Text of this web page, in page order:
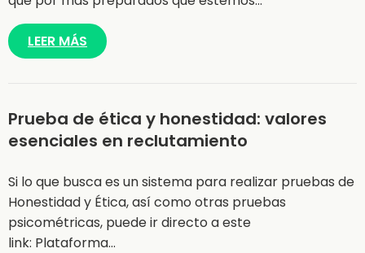
LEER MÁS
Prueba de ética y honestidad: valores
esenciales en reclutamiento
Si lo que busca es un sistema para realizar pruebas de
Honestidad y Ética, así como otras pruebas
psicométricas, puede ir directo a este
link: Plataforma…